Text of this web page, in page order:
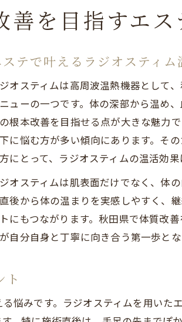
性に適したエステ温活の方法
りを整え冷えを根本からケアする仕組
活エステで冷え改善を実感するコツ
る冷え対策と温活の現実的効果
境に合うエステ温活の取り入れ方
違いを知るラジオスティム体験談
ラジオスティムとキャビテーション
体験が示す温活と痩身効果の違いを解
ンよりラジオスティムが向く悩みとは
ラジオスティムの即効性と継続性
テーションの選び方と体質の関係性
エステのペースとポイント
術の理想的な頻度と続け方のコツ
るエステ温活のスケジュール設計
善を目指すエ
ステで叶えるラジオスティ
オスティムは高周波温熱機器として
ューの一つです。体の深部から温め
根本改善を目指せる点が大きな魅力
に悩む方が多い傾向にあります。そ
にとって、ラジオスティムの温活効
オスティムは肌表面だけでなく、体
後から体の温まりを実感しやすく、
にもつながります。秋田県で体質改
自分自身と丁寧に向き合う第一歩と
ト
悩みです。ラジオスティムを用いた